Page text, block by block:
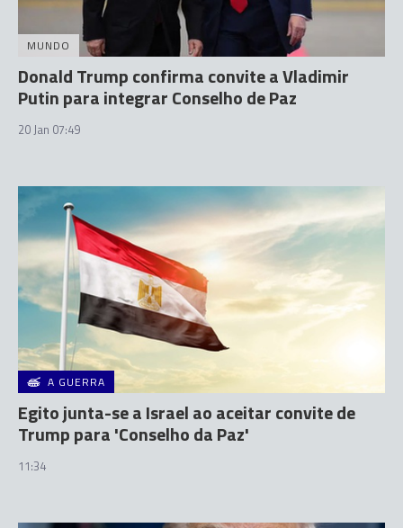
MUNDO
Donald Trump confirma convite a Vladimir
Putin para integrar Conselho de Paz
20 Jan 07:49
A GUERRA
Egito junta-se a Israel ao aceitar convite de
Trump para 'Conselho da Paz'
11:34